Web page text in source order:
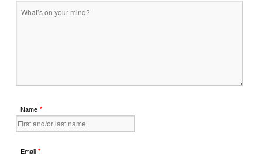
Name *
Email *